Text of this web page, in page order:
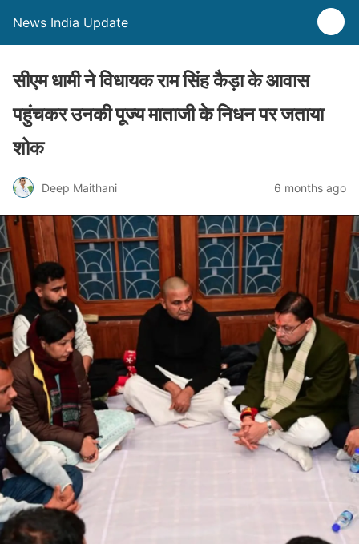
News India Update
सीएम धामी ने विधायक राम सिंह कैड़ा के आवास
पहुंचकर उनकी पूज्य माताजी के निधन पर जताया
शोक
Deep Maithani 6 months ago